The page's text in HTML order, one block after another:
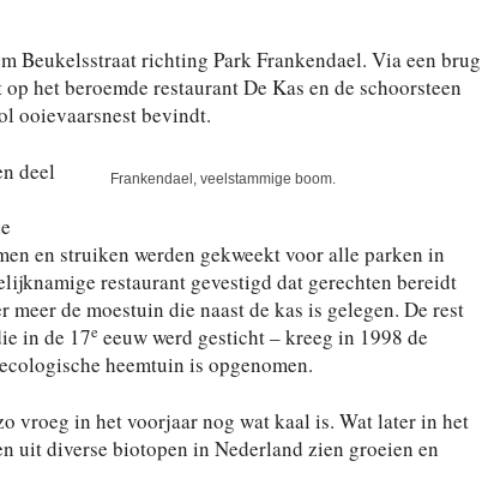
Beukelsstraat richting Park Frankendael. Via een brug
het beroemde restaurant De Kas en de schoorsteen
ooievaarsnest bevindt.
Frankendael, veelstammige boom.
deel
en struiken werden gekweekt voor alle parken in
restaurant gevestigd dat gerechten bereidt
de moestuin die naast de kas is gelegen. De rest
in de 17e eeuw werd gesticht – kreeg in 1998 de
heemtuin is opgenomen.
vroeg in het voorjaar nog wat kaal is. Wat later in het
uit diverse biotopen in Nederland zien groeien en